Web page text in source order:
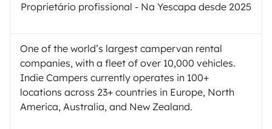
Proprietário profissional - Na Yescapa desde 2025
One of the world’s largest campervan rental
companies, with a fleet of over 10,000 vehicles.
Indie Campers currently operates in 100+
locations across 23+ countries in Europe, North
America, Australia, and New Zealand.